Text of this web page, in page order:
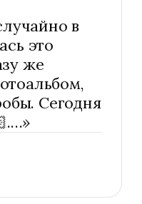
в
это
же
Сегодня
»